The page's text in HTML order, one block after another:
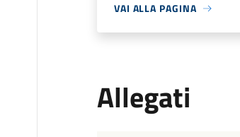
VAI ALLA PAGINA
Allegati